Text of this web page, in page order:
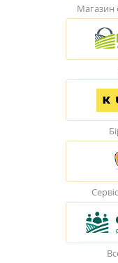
Магазин